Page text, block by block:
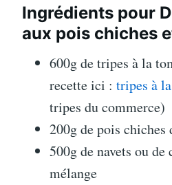
Ingrédients pour
aux pois chiches
600g de tripes à la
recette ici : tripes à
tripes du commerce)
200g de pois chiches
500g de navets ou
mélange